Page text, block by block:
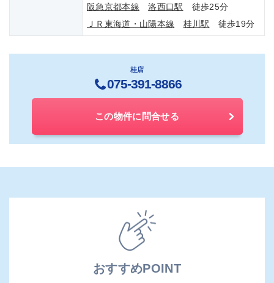
阪急京都本線
洛西口駅 徒歩25分
ＪＲ東海道・山陽本線
桂川駅 徒歩19分
桂店
075-391-8866
この物件に問合せる
おすすめPOINT